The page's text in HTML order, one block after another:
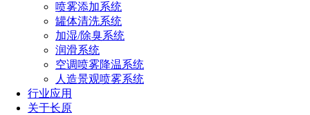
喷雾添加系统
罐体清洗系统
加湿/除臭系统
润滑系统
空调喷雾降温系统
人造景观喷雾系统
行业应用
关于长原